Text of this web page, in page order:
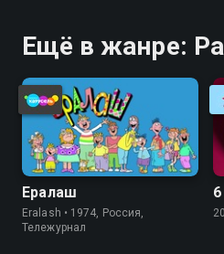
Ещё в жанре:
Ералаш
Eralash • 1974, Россия,
Тележурнал